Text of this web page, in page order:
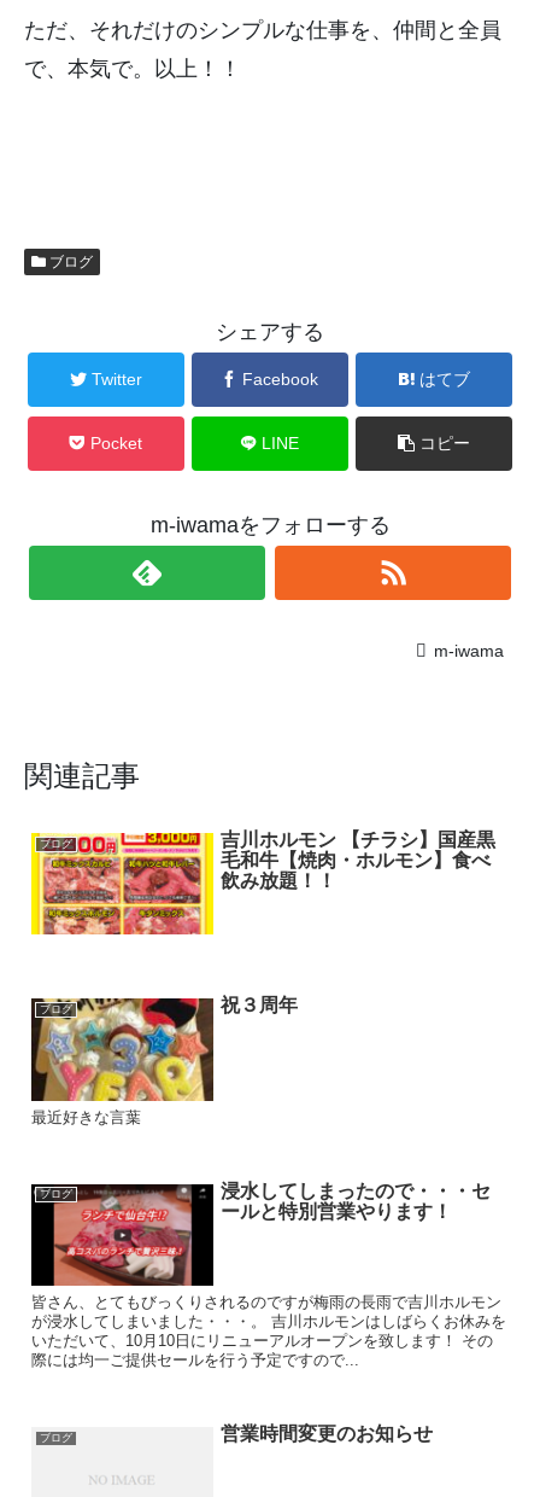
ただ、それだけのシンプルな仕事を、仲間と全員
で、本気で。以上！！
ブログ
シェアする
Twitter Facebook はてブ
Pocket LINE コピー
m-iwamaをフォローする
m-iwama
関連記事
ブログ
吉川ホルモン 【チラシ】国産黒
毛和牛【焼肉・ホルモン】食べ
飲み放題！！
ブログ 祝３周年
最近好きな言葉
ブログ
浸水してしまったので・・・セ
ールと特別営業やります！
皆さん、とてもびっくりされるのですが梅雨の長雨で吉川ホルモン
が浸水してしまいました・・・。 吉川ホルモンはしばらくお休みを
いただいて、10月10日にリニューアルオープンを致します！ その
際には均一ご提供セールを行う予定ですので...
ブログ 営業時間変更のお知らせ